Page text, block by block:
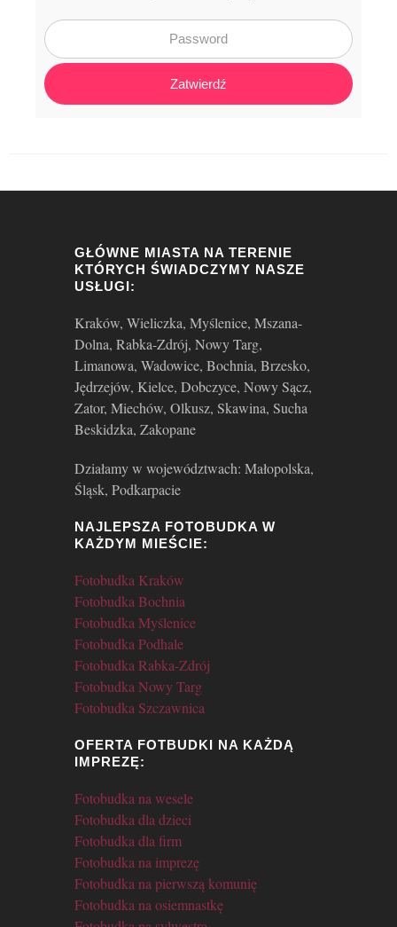
Zatwierdź
GŁÓWNE MIASTA NA TERENIE
KTÓRYCH ŚWIADCZYMY NASZE
USŁUGI:
Kraków, Wieliczka, Myślenice, Mszana-
Dolna, Rabka-Zdrój, Nowy Targ,
Limanowa, Wadowice, Bochnia, Brzesko,
Jędrzejów, Kielce, Dobczyce, Nowy Sącz,
Zator, Miechów, Olkusz, Skawina, Sucha
Beskidzka, Zakopane
Działamy w województwach: Małopolska,
Śląsk, Podkarpacie
NAJLEPSZA FOTOBUDKA W
KAŻDYM MIEŚCIE:
Fotobudka Kraków
Fotobudka Bochnia
Fotobudka Myślenice
Fotobudka Podhale
Fotobudka Rabka-Zdrój
Fotobudka Nowy Targ
Fotobudka Szczawnica
OFERTA FOTBUDKI NA KAŻDĄ
IMPREZĘ:
Fotobudka na wesele
Fotobudka dla dzieci
Fotobudka dla firm
Fotobudka na imprezę
Fotobudka na pierwszą komunię
Fotobudka na osiemnastkę